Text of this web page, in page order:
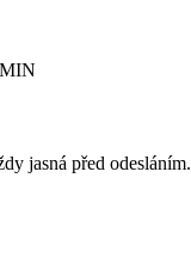
jasná před odesláním.